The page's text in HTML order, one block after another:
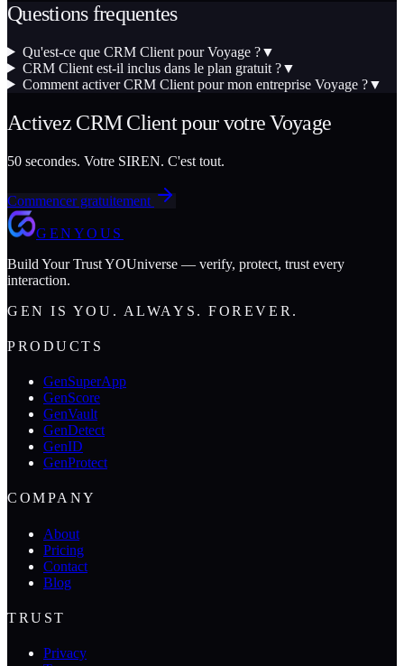
Questions frequentes
Qu'est-ce que CRM Client pour Voyage ?▼
CRM Client est-il inclus dans le plan gratuit ?▼
Comment activer CRM Client pour mon entreprise Voyage ?▼
Activez CRM Clientpour votreVoyage
50 secondes. Votre SIREN. C'est tout.
Commencer gratuitement
GENYOUS
Build Your Trust YOUniverse — verify, protect, trust every
interaction.
GEN IS YOU. ALWAYS. FOREVER.
PRODUCTS
GenSuperApp
GenScore
GenVault
GenDetect
GenID
GenProtect
COMPANY
About
Pricing
Contact
Blog
TRUST
Privacy